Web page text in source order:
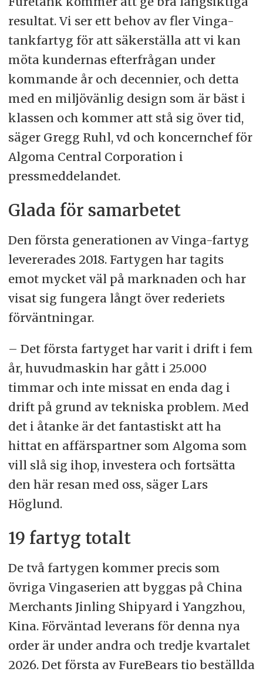
resultat. Vi ser ett behov av fler Vinga-
tankfartyg för att säkerställa att vi kan
möta kundernas efterfrågan under
kommande år och decennier, och detta
med en miljövänlig design som är bäst i
klassen och kommer att stå sig över tid,
säger Gregg Ruhl, vd och koncernchef för
Algoma Central Corporation i
pressmeddelandet.
Glada för samarbetet
Den första generationen av Vinga-fartyg
levererades 2018. Fartygen har tagits
emot mycket väl på marknaden och har
visat sig fungera långt över rederiets
förväntningar.
– Det första fartyget har varit i drift i fem
år, huvudmaskin har gått i 25.000
timmar och inte missat en enda dag i
drift på grund av tekniska problem. Med
det i åtanke är det fantastiskt att ha
hittat en affärspartner som Algoma som
vill slå sig ihop, investera och fortsätta
den här resan med oss, säger Lars
Höglund.
19 fartyg totalt
De två fartygen kommer precis som
övriga Vingaserien att byggas på China
Merchants Jinling Shipyard i Yangzhou,
Kina. Förväntad leverans för denna nya
order är under andra och tredje kvartalet
2026. Det första av FureBears tio beställda